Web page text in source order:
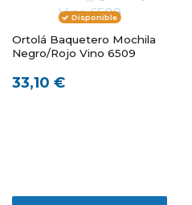
Disponible
Ortolá Baquetero Mochila
Negro/Rojo Vino 6509
33,10 €